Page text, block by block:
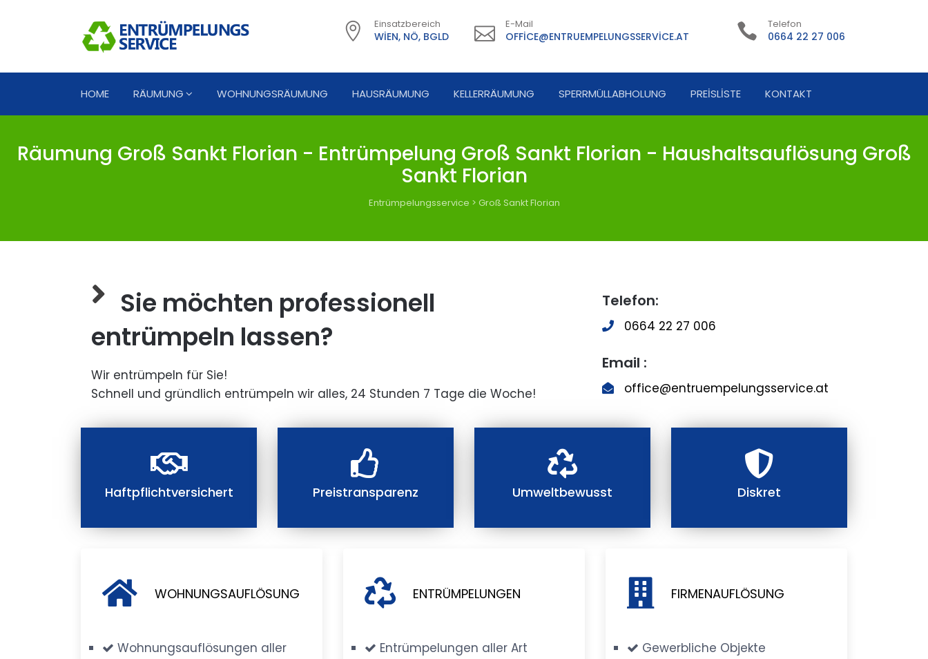
Einsatzbereich
WIEN, NÖ, BGLD
E-Mail
OFFICE@ENTRUEMPELUNGSSERVICE.AT
Telefon
0664 22 27 006
HOME RÄUMUNG WOHNUNGSRÄUMUNG HAUSRÄUMUNG KELLERRÄUMUNG SPERRMÜLLABHOLUNG PREISLISTE KONTAKT
Räumung Groß Sankt Florian - Entrümpelung Groß Sankt Florian - Haushaltsauflösung Groß
Sankt Florian
Entrümpelungsservice > Groß Sankt Florian
Sie möchten professionell
entrümpeln lassen?
Wir entrümpeln für Sie!
Schnell und gründlich entrümpeln wir alles, 24 Stunden 7 Tage die Woche!
Telefon:
0664 22 27 006
Email :
office@entruempelungsservice.at
Haftpflichtversichert Preistransparenz Umweltbewusst Diskret
WOHNUNGSAUFLÖSUNG
Wohnungsauflösungen aller
ENTRÜMPELUNGEN
Entrümpelungen aller Art
FIRMENAUFLÖSUNG
Gewerbliche Objekte